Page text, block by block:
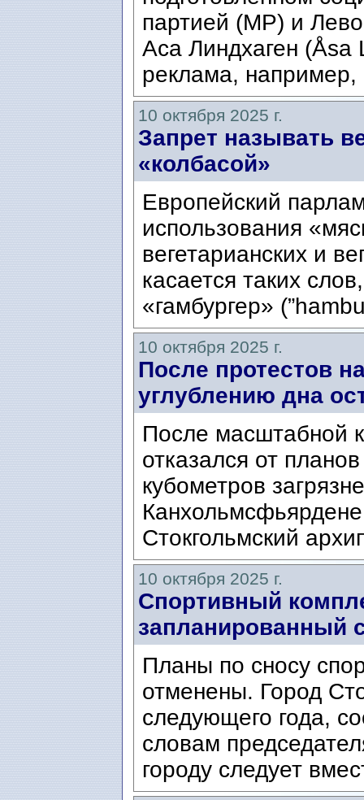
партией (MP) и
Аса Линдхаген (Åsa
реклама,
10 октября 2025 г.
Запрет называть
«колбасой»
Европейский
использования
вегетарианских и
касается таких
«гамбургер»
10 октября 2025 г.
После протестов
углублению дна
После масштабной
отказался от
кубометров
Стокгольмский
10 октября 2025 г.
Спортивный
запланированный
Планы по сносу
отменены. Город
следующего года,
словам
городу следует